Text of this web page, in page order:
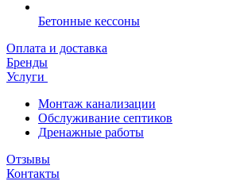
Бетонные кессоны
Оплата и доставка
Бренды
Услуги
Монтаж канализации
Обслуживание септиков
Дренажные работы
Отзывы
Контакты